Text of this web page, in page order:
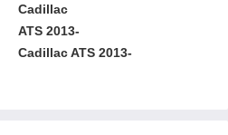
Cadillac
ATS 2013-
Cadillac ATS 2013-